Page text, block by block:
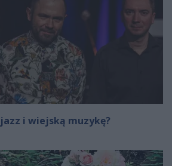
jazz i wiejską muzykę?